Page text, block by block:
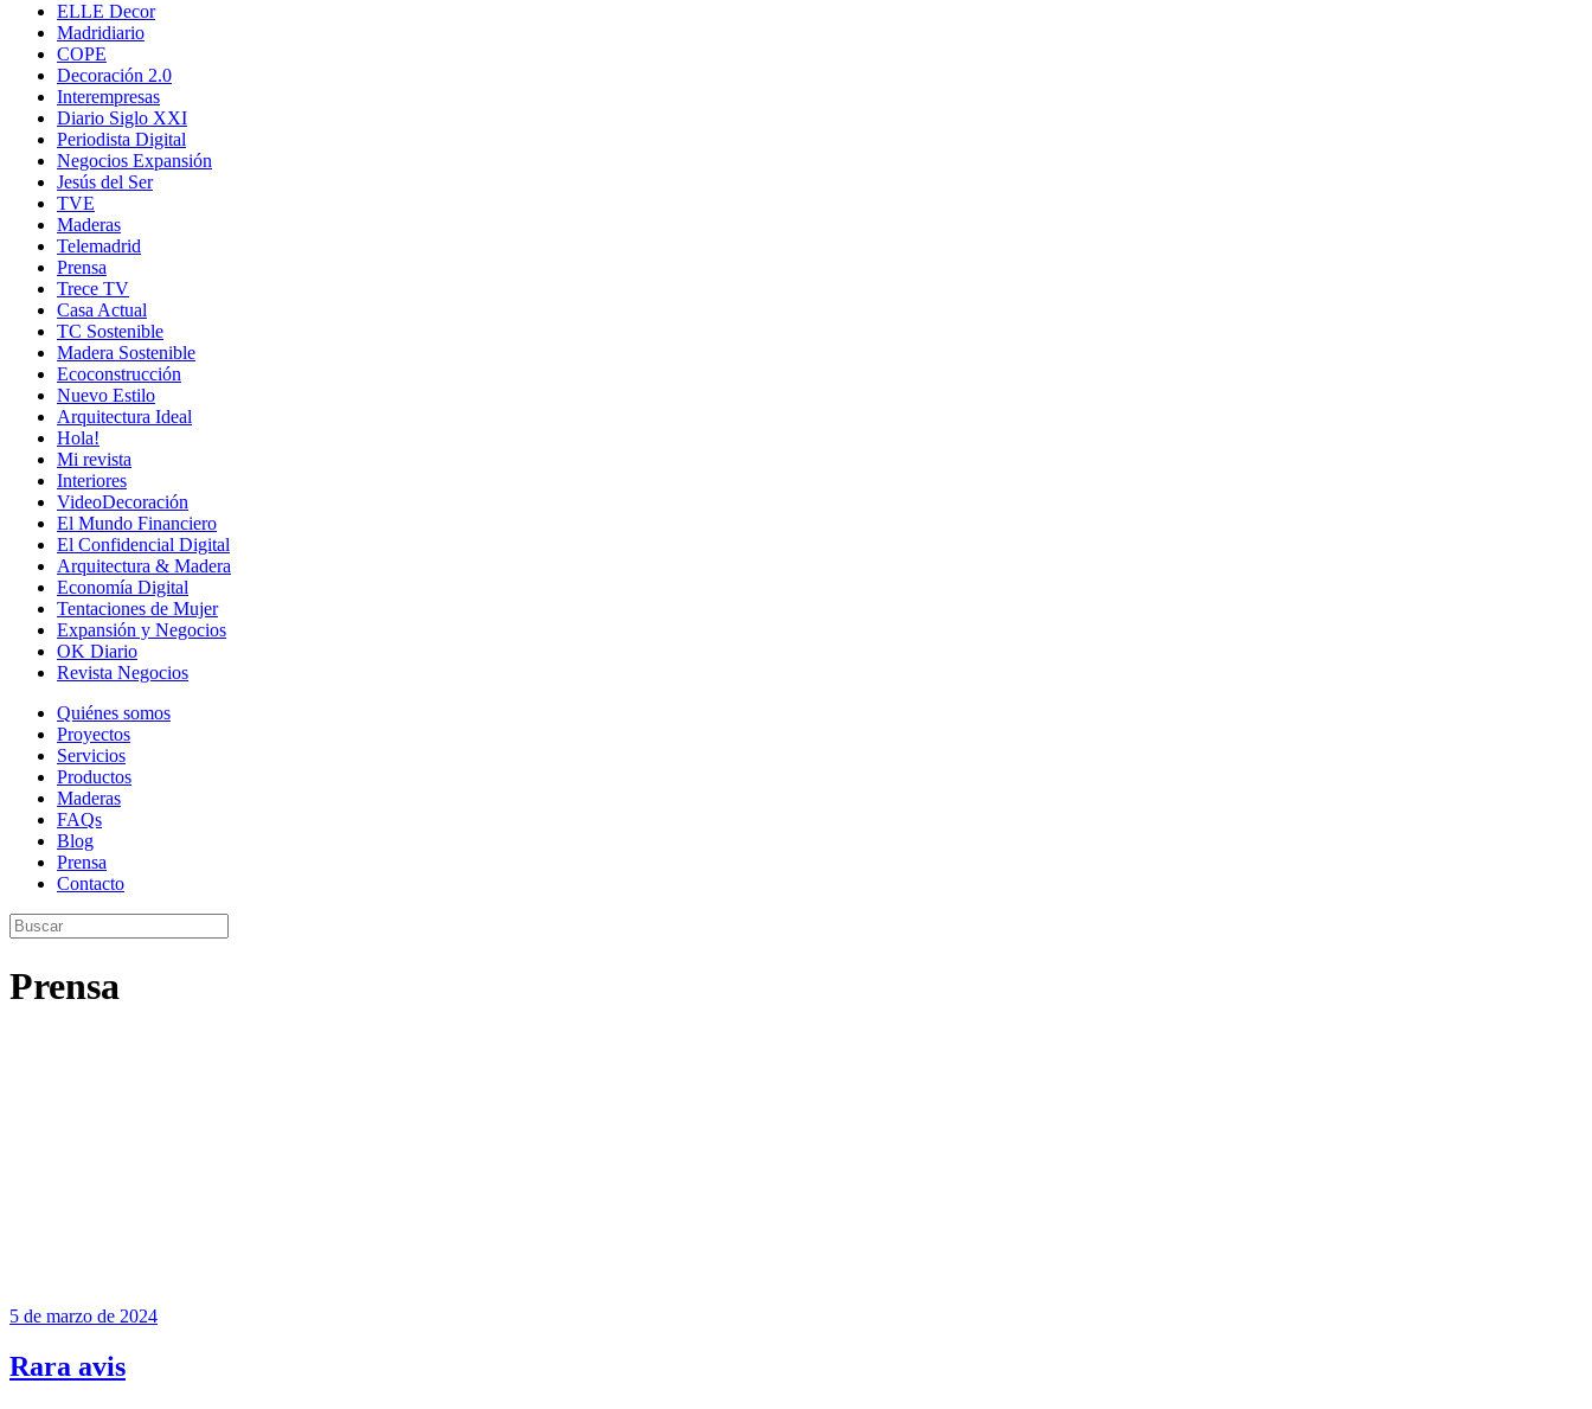
ELLE Decor
Madridiario
COPE
Decoración 2.0
Interempresas
Diario Siglo XXI
Periodista Digital
Negocios Expansión
Jesús del Ser
TVE
Maderas
Telemadrid
Prensa
Trece TV
Casa Actual
TC Sostenible
Madera Sostenible
Ecoconstrucción
Nuevo Estilo
Arquitectura Ideal
Hola!
Mi revista
Interiores
VideoDecoración
El Mundo Financiero
El Confidencial Digital
Arquitectura & Madera
Economía Digital
Tentaciones de Mujer
Expansión y Negocios
OK Diario
Revista Negocios
Quiénes somos
Proyectos
Servicios
Productos
Maderas
FAQs
Blog
Prensa
Contacto
Prensa
5 de marzo de 2024
Rara avis